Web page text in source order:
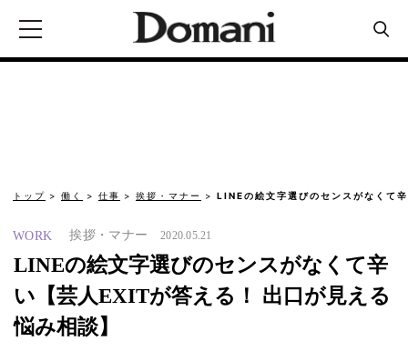
トップ 働く 仕事 挨拶・マナー LINEの絵文字選びのセンスがなくて
WORK 挨拶・マナー 2020.05.21
LINEの絵文字選びのセンスがなくて辛
い【芸人EXITが答える！ 出口が見える
悩み相談】